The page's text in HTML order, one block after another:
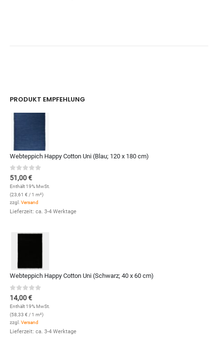
PRODUKT EMPFEHLUNG
Webteppich Happy Cotton Uni (Blau; 120 x 180 cm)
0out of 5
51,00€
Enthält 19% MwSt.
(23,61 € / 1 m²)
zzgl. Versand
Lieferzeit: ca. 3-4 Werktage
Webteppich Happy Cotton Uni (Schwarz; 40 x 60 cm)
0 out of 5
14,00€
Enthält 19% MwSt.
(58,33 € / 1 m²)
zzgl. Versand
Lieferzeit: ca. 3-4 Werktage